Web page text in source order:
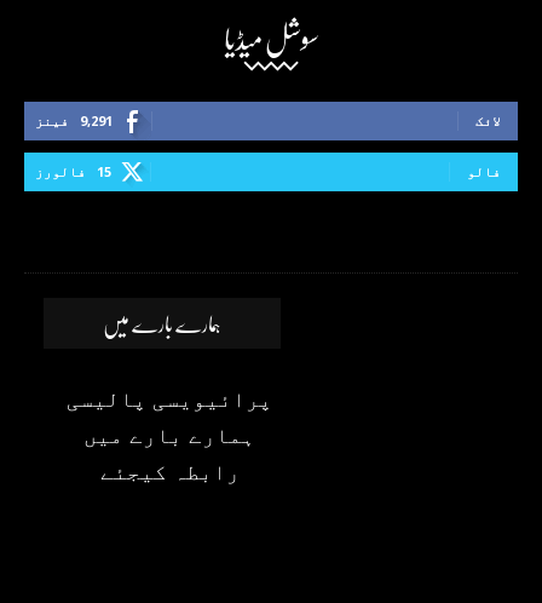
سوشل میڈیا
9,291 فینز لائک
15 فالورز فالو
ہمارے بارے میں
پرائیویسی پالیسی
ہمارے بارے میں
رابطہ کیجئے